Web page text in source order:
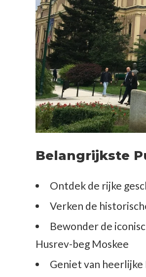
Belangrijkste
Ontdek de rijke
Verken de
Bewonder de
Husrev-beg Moskee
Geniet van